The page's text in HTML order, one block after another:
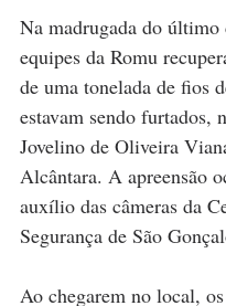
Na madrugada do último
equipes da Romu
de uma tonelada de fios
estavam sendo furtados,
Jovelino de Oliveira
Alcântara. A apreensão
auxílio das câmeras da
Segurança de São
Ao chegarem no local,